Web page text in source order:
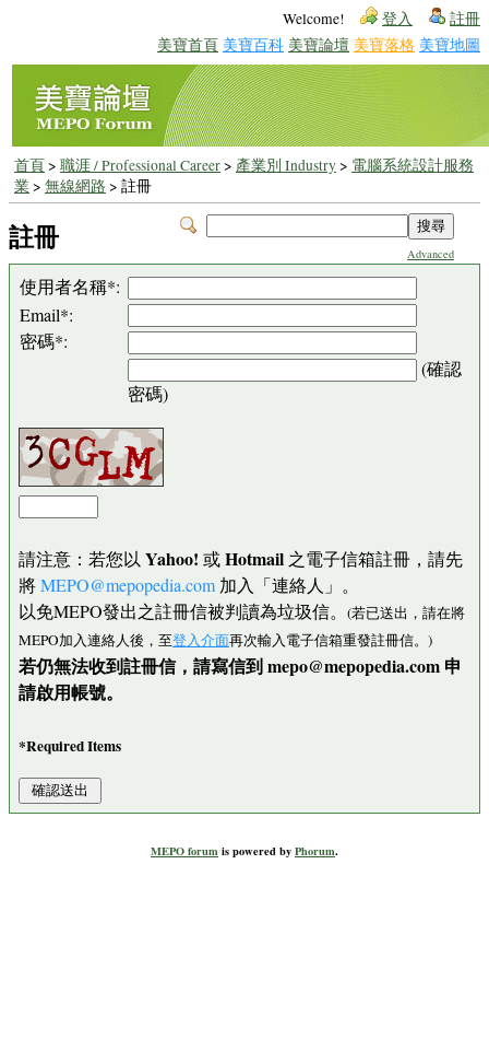
Welcome! 登入 註冊
美寶首頁 美寶百科 美寶論壇 美寶落格 美寶地圖
首頁> 職涯 / Professional Career> 產業別 Industry> 電腦系統設計服務
業> 無線網路 > 註冊
Advanced
註冊
使用者名稱*:
Email*:
密碼*:
(確認
密碼)
請注意：若您以 Yahoo! 或Hotmail 之電子信箱註冊，請先
將MEPO@mepopedia.com 加入「連絡人」。
以免MEPO發出之註冊信被判讀為垃圾信。 (若已送出，請在將
MEPO加入連絡人後，至登入介面再次輸入電子信箱重發註冊信。)
若仍無法收到註冊信，請寫信到 mepo@mepopedia.com 申
請啟用帳號。
*Required Items
MEPO forumis powered byPhorum.